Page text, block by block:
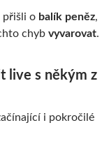
přišli o balík peněz,
chyb vyvarovat.
live s někým z
i pokročilé